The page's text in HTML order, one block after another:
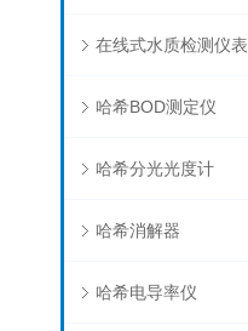
在线式水质检测仪表
哈希BOD测定仪
哈希分光光度计
哈希消解器
哈希电导率仪